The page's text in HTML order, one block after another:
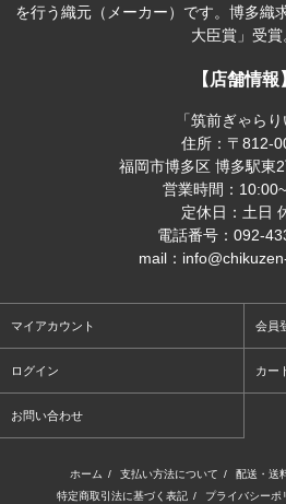
を行う織元（メーカー）です。博多織
大臣賞」受賞
【店舗情報】
「筑前ぎゃらり
住所：〒812-
福岡市博多区 博多駅東
営業時間：
定休日：土日
電話番号：092-
mail：
マイアカウント 会員
ログイン カー
お問い合わせ
ホーム / 支払い方法について / 配送・送
特定商取引法に基づく表記 / プライバシーポ